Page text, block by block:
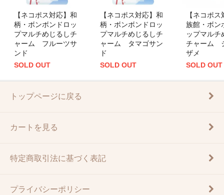
【ネコポス対応】和
柄・ボンボンドロッ
プマルチめじるしチ
ャーム フルーツサ
ンド
SOLD OUT
【ネコポス対応】和
柄・ボンボンドロッ
プマルチめじるしチ
ャーム タマゴサン
ド
SOLD OUT
【ネコポ
族館・ボン
ップマルチ
チャーム
ザメ
SOLD OUT
トップページに戻る
カートを見る
特定商取引法に基づく表記
プライバシーポリシー